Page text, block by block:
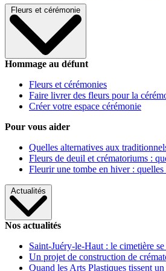
Fleurs et cérémonie
Hommage au défunt
Fleurs et cérémonies
Faire livrer des fleurs pour la
Créer votre espace cérémonie
Pour vous aider
Quelles alternatives aux
Fleurs de deuil et crématoriums :
Fleurir une tombe en hiver :
Actualités
Nos actualités
Saint-Juéry-le-Haut : le cimetière
Un projet de construction de
Quand les Arts Plastiques tissent